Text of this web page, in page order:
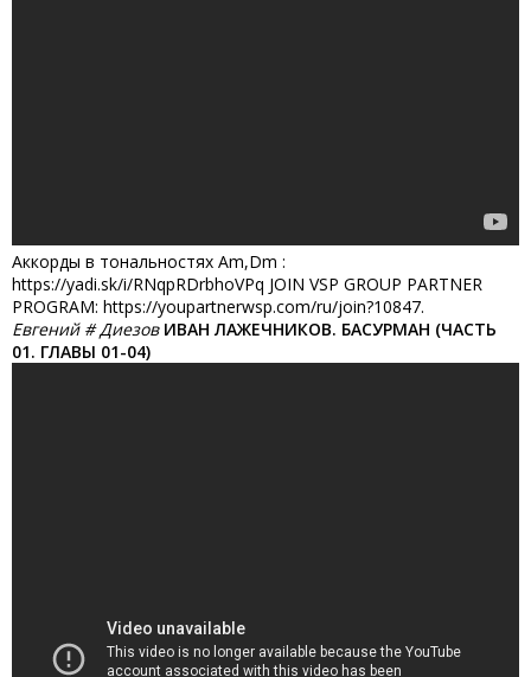
Аккорды в тональностях Am,Dm :
https://yadi.sk/i/RNqpRDrbhoVPq JOIN VSP GROUP PARTNER
PROGRAM: https://youpartnerwsp.com/ru/join?10847.
Евгений # Диезов ИВАН ЛАЖЕЧНИКОВ. БАСУРМАН (ЧАСТЬ
01. ГЛАВЫ 01-04)